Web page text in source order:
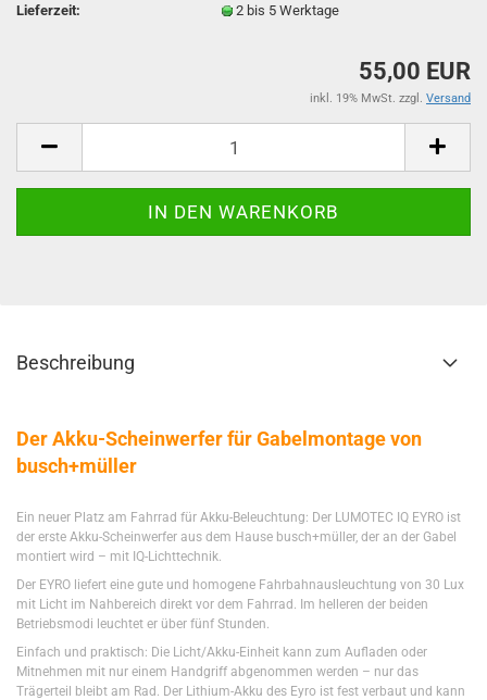
Lieferzeit: 2 bis 5 Werktage
55,00 EUR
inkl. 19% MwSt. zzgl. Versand
Beschreibung
Der Akku-Scheinwerfer für Gabelmontage von
busch+müller
Ein neuer Platz am Fahrrad für Akku-Beleuchtung: Der LUMOTEC IQ EYRO ist
der erste Akku-Scheinwerfer aus dem Hause busch+müller, der an der Gabel
montiert wird – mit IQ-Lichttechnik.
Der EYRO liefert eine gute und homogene Fahrbahnausleuchtung von 30 Lux
mit Licht im Nahbereich direkt vor dem Fahrrad. Im helleren der beiden
Betriebsmodi leuchtet er über fünf Stunden.
Einfach und praktisch: Die Licht/Akku-Einheit kann zum Aufladen oder
Mitnehmen mit nur einem Handgriff abgenommen werden – nur das
Trägerteil bleibt am Rad. Der Lithium-Akku des Eyro ist fest verbaut und kann